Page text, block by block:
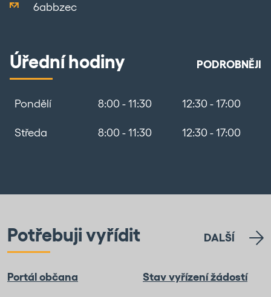
6abbzec
Úřední hodiny PODROBNĚJI
Pondělí 8:00 - 11:30 12:30 - 17:00
Středa 8:00 - 11:30 12:30 - 17:00
Potřebuji vyřídit DALŠÍ
Portál občana Stav vyřízení žádostí